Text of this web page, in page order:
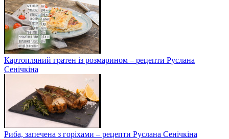
Картопляний гратен із розмарином – рецепти Руслана
Сенічкіна
Риба, запечена з горіхами – рецепти Руслана Сенічкіна